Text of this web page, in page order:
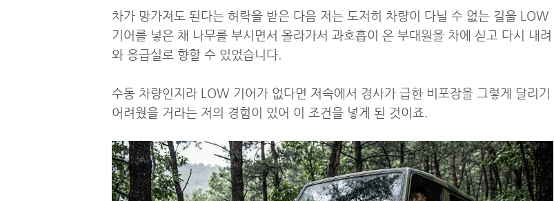
차가 망가져도 된다는 허락을 받은 다음 저는 도저히 차량이 다닐 수 없는 길을 LOW
기어를 넣은 채 나무를 부시면서 올라가서 과호흡이 온 부대원을 차에 싣고 다시 내려
와 응급실로 향할 수 있었습니다.
수동 차량인지라 LOW 기어가 없다면 저속에서 경사가 급한 비포장을 그렇게 달리기
어려웠을 거라는 저의 경험이 있어 이 조건을 넣게 된 것이죠.